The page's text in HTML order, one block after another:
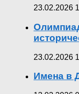
23.02.2026
23.02.2026
Имена в